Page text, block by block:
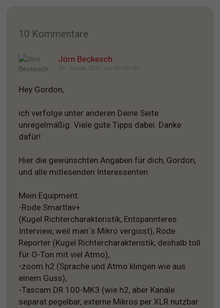
10 Kommentare
Jörn Beckesch
Hey Gordon,
ich verfolge unter anderen Deine Seite
unregelmäßig. Viele gute Tipps dabei. Danke
dafür!
Hier die gewünschten Angaben für dich, Gordon,
und alle mitlesenden Interessenten:
Mein Equipment:
-Rode Smartlav+
(Kugel Richtercharakteristik, Entspannteres
Interview, weil man´s Mikro vergisst), Rode
Reporter (Kugel Richtercharakteristik, deshalb toll
für O-Ton mit viel Atmo),
-zoom h2 (Sprache und Atmo klingen wie aus
einem Guss),
-Tascam DR 100-MK3 (wie h2, aber Kanäle
separat pegelbar, externe Mikros per XLR nutzbar